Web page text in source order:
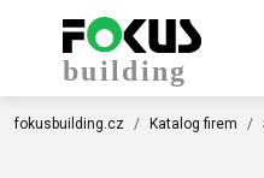
fokusbuilding.cz Katalog firem